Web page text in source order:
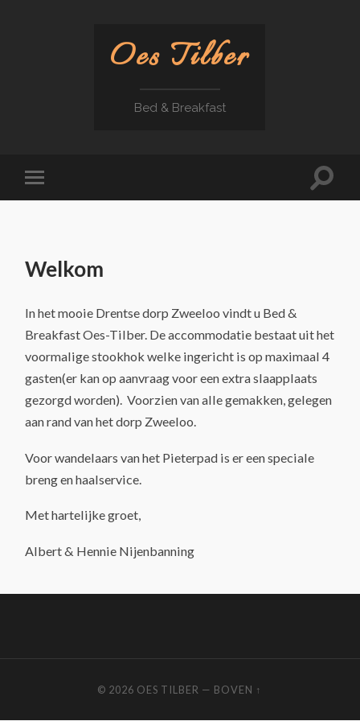
Oes Tilber
Bed & Breakfast
Welkom
In het mooie Drentse dorp Zweeloo vindt u Bed &
Breakfast Oes-Tilber. De accommodatie bestaat uit het
voormalige stookhok welke ingericht is op maximaal 4
gasten(er kan op aanvraag voor een extra slaapplaats
gezorgd worden). Voorzien van alle gemakken, gelegen
aan rand van het dorp Zweeloo.
Voor wandelaars van het Pieterpad is er een speciale
breng en haalservice.
Met hartelijke groet,
Albert & Hennie Nijenbanning
© 2026 OES TILBER — BOVEN ↑